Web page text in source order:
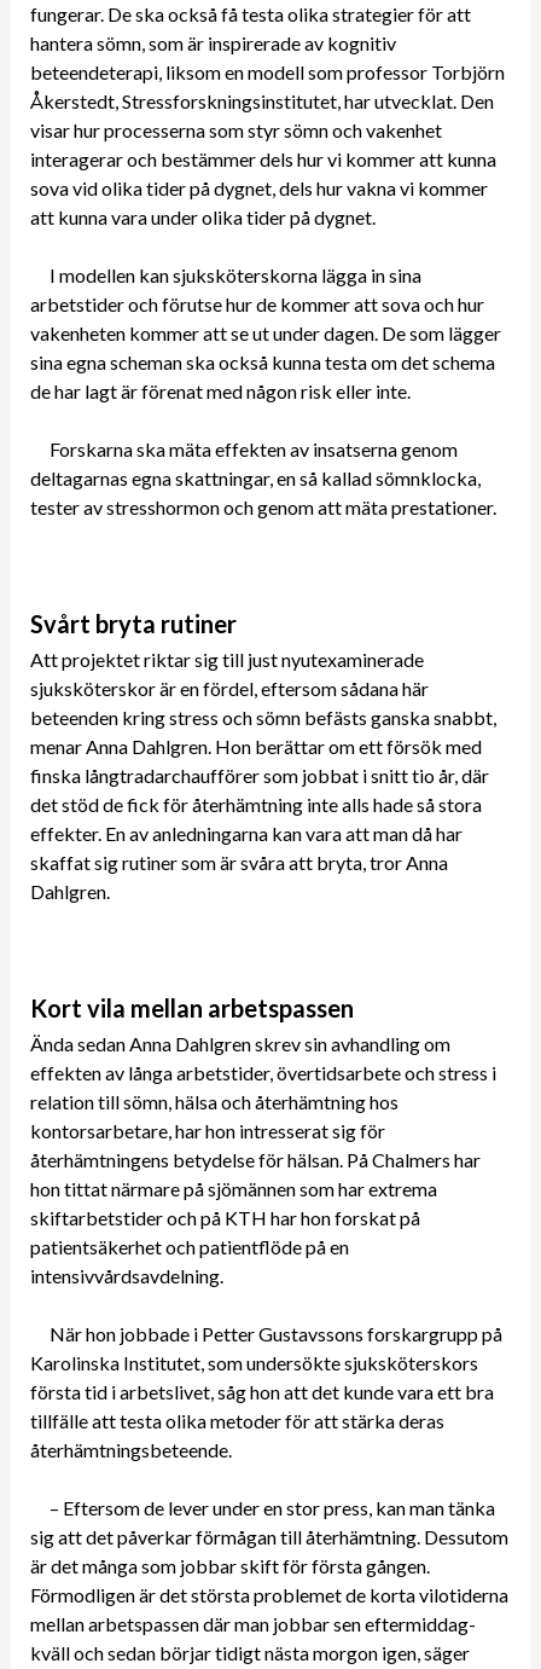
fungerar. De ska också få testa olika strategier för att
hantera sömn, som är inspirerade av kognitiv
beteendeterapi, liksom en modell som professor Torbjörn
Åkerstedt, Stressforskningsinstitutet, har utvecklat. Den
visar hur processerna som styr sömn och vakenhet
interagerar och bestämmer dels hur vi kommer att kunna
sova vid olika tider på dygnet, dels hur vakna vi kommer
att kunna vara under olika tider på dygnet.
I modellen kan sjuksköterskorna lägga in sina
arbetstider och förutse hur de kommer att sova och hur
vakenheten kommer att se ut under dagen. De som lägger
sina egna scheman ska också kunna testa om det schema
de har lagt är förenat med någon risk eller inte.
Forskarna ska mäta effekten av insatserna genom
deltagarnas egna skattningar, en så kallad sömnklocka,
tester av stresshormon och genom att mäta prestationer.
Svårt bryta rutiner
Att projektet riktar sig till just nyutexaminerade
sjuksköterskor är en fördel, eftersom sådana här
beteenden kring stress och sömn befästs ganska snabbt,
menar Anna Dahlgren. Hon berättar om ett försök med
finska långtradarchaufförer som jobbat i snitt tio år, där
det stöd de fick för återhämtning inte alls hade så stora
effekter. En av anledningarna kan vara att man då har
skaffat sig rutiner som är svåra att bryta, tror Anna
Dahlgren.
Kort vila mellan arbetspassen
Ända sedan Anna Dahlgren skrev sin avhandling om
effekten av långa arbetstider, övertidsarbete och stress i
relation till sömn, hälsa och återhämtning hos
kontorsarbetare, har hon intresserat sig för
återhämtningens betydelse för hälsan. På Chalmers har
hon tittat närmare på sjömännen som har extrema
skiftarbetstider och på KTH har hon forskat på
patientsäkerhet och patientflöde på en
intensivvårdsavdelning.
När hon jobbade i Petter Gustavssons forskargrupp på
Karolinska Institutet, som undersökte sjuksköterskors
första tid i arbetslivet, såg hon att det kunde vara ett bra
tillfälle att testa olika metoder för att stärka deras
återhämtningsbeteende.
– Eftersom de lever under en stor press, kan man tänka
sig att det påverkar förmågan till återhämtning. Dessutom
är det många som jobbar skift för första gången.
Förmodligen är det största problemet de korta vilotiderna
mellan arbetspassen där man jobbar sen eftermiddag-
kväll och sedan börjar tidigt nästa morgon igen, säger